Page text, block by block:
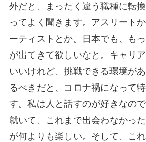
外だと、まったく違う職種に転
ってよく聞きます。アスリート
ーティストとか。日本でも、も
が出てきて欲しいなと。キャリ
いいけれど、挑戦できる環境が
るべきだと、コロナ禍になって
す。私は人と話すのが好きなの
就いて、これまで出会わなかっ
が何よりも楽しい。そして、こ